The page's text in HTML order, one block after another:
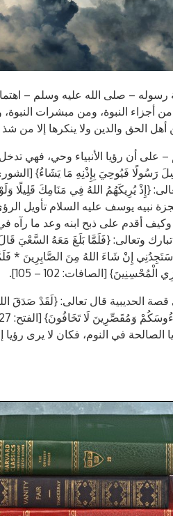
رسوله – صلى الله عليه وسلم –
أجزاء النبوة، ومن مبشرات
أهل الحق والدين ولا ينكرها إلا من
أن رؤيا الأنبياء وحي، فهي
{إِذْ يُرِيكَهُمُ اللهُ فِي مَنَامِكَ قَلِيلًا
43]. وجعل سبحانه معجزة نبيه يوسف عليه السلام
أقدم على ذبح ابنه وعد ما رآه في
وتعالى: {فَلَمَّا بَلَغَ مَعَهُ السَّعْيَ
إِنْ شَاءَ اللهُ مِنَ الصَّابِرِينَ *
[الصافات: 102 – 105].
الحديبية قال تعالى: {لَقَدْ صَدَقَ
الصالحة في النوم، فكان لا يرى